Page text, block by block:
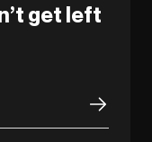
get left